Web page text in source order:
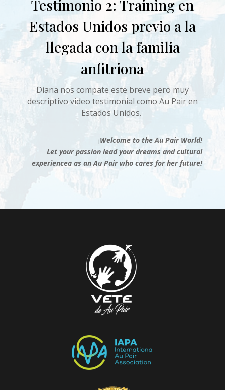
Testimonio 2: Training en
Estados Unidos previo a la
llegada con la familia
anfitriona
Diana nos compate este breve pero muy
descriptivo video testimonial como Au Pair en
Estados Unidos.
¡Welcome to the Au Pair World!
Let your passion lead your dreams and cultural
experiencea as an Au Pair who cares for her future!